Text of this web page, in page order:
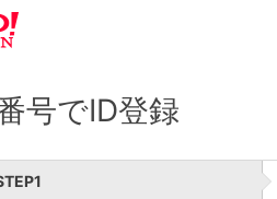
号でID登録
1